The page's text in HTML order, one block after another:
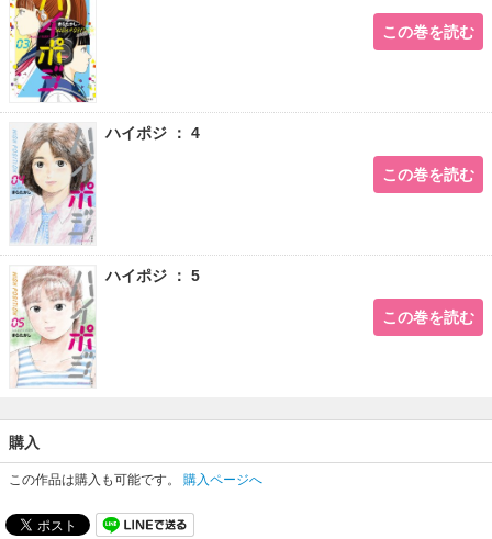
この巻を読む
ハイポジ ： 4
この巻を読む
ハイポジ ： 5
この巻を読む
購入
この作品は購入も可能です。 購入ページへ